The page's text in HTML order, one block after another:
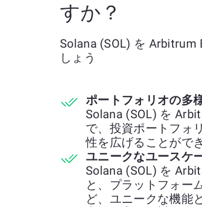
すか？
Solana (SOL) を Arbitrum
しょう
ポートフォリオの多
Solana (SOL) を
で、投資ポートフォ
性を広げることがで
ユニークなユースケ
Solana (SOL) を
と、プラットフォー
ど、ユニークな機能